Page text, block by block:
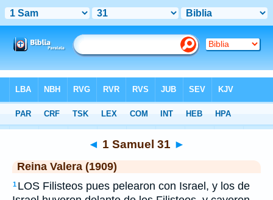
>RVR 1909 > 1 Samuel 31
◄ 1 Samuel 31 ►
Reina Valera (1909)
1 LOS Filisteos pues pelearon con Israel, y los de